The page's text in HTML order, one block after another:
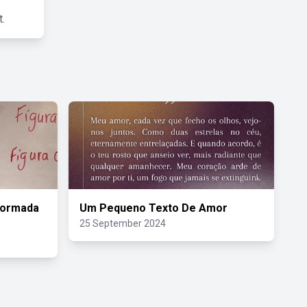
Um Pequeno Texto De Amor
25 September 2024